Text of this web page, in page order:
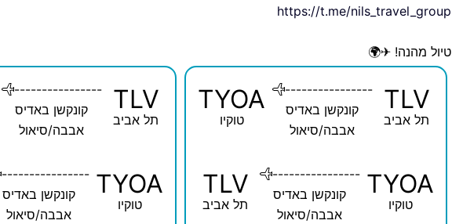
https://t.me/nils_travel_group
טיול מהנה! ✈🌍
TLV
תל אביב
----------------
קונקשן באדיס
אבבה/סיאול
TYOA
טוקיו
TYOA
טוקיו
----------------
קונקשן באדיס
אבבה/סיאול
TLV
תל אביב
TLV
תל אביב
----------------
קונקשן באדיס
אבבה/סיאול
TYOA
טוקיו
----------------
קונקשן באדיס
אבבה/סיאול